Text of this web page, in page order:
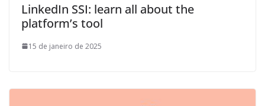
LinkedIn SSI: learn all about the
platform’s tool
15 de janeiro de 2025